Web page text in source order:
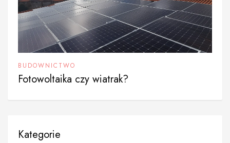
BUDOWNICTWO
Fotowoltaika czy wiatrak?
Kategorie